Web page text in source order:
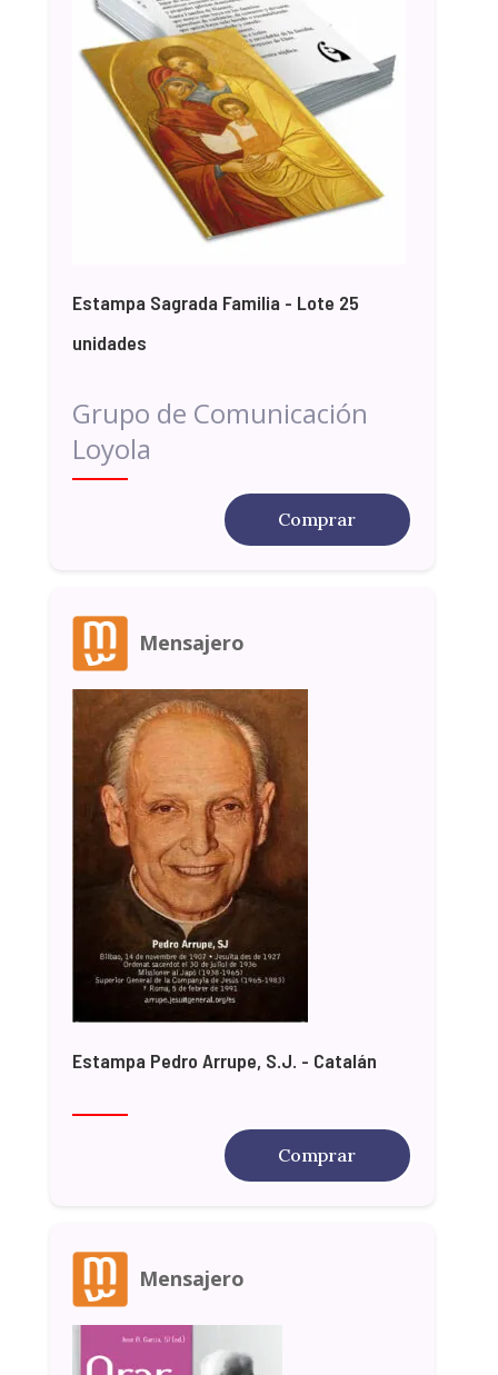
Estampa Sagrada Familia - Lote 25
unidades
Grupo de Comunicación
Loyola
Comprar
Mensajero
Estampa Pedro Arrupe, S.J. - Catalán
Comprar
Mensajero